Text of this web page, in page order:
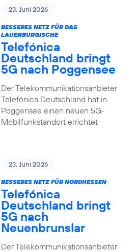
23. Juni 2026
BESSERES NETZ FÜR DAS
LAUENBURGISCHE
Telefónica
Deutschland bringt
5G nach Poggensee
Der Telekommunikationsanbieter
Telefónica Deutschland hat in
Poggensee einen neuen 5G-
Mobilfunkstandort errichtet
23. Juni 2026
BESSERES NETZ FÜR NORDHESSEN
Telefónica
Deutschland bringt
5G nach
Neuenbrunslar
Der Telekommunikationsanbieter